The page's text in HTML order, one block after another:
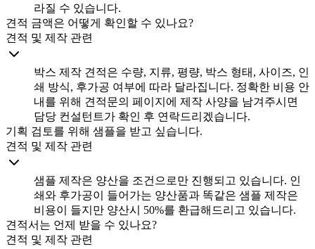
라질 수 있습니다.
견적 금액은 어떻게 확인할 수 있나요?
견적 및 제작 관련
박스 제작 견적은 수량, 지류, 평량, 박스 형태, 사이즈, 인
쇄 방식, 후가공 여부에 따라 달라집니다. 정확한 비용 안
내를 위해 견적문의 페이지에 제작 사양을 남겨주시면
담당 컨설턴트가 확인 후 연락드리겠습니다.
기획 검토를 위해 샘플을 받고 싶습니다.
견적 및 제작 관련
샘플 제작은 양산을 조건으로만 진행되고 있습니다. 인
쇄와 후가공이 들어가는 양산품과 똑같은 샘플 제작은
비용이 들지만 양산시 50%를 환급해드리고 있습니다.
견적서는 언제 받을 수 있나요?
견적 및 제작 관련